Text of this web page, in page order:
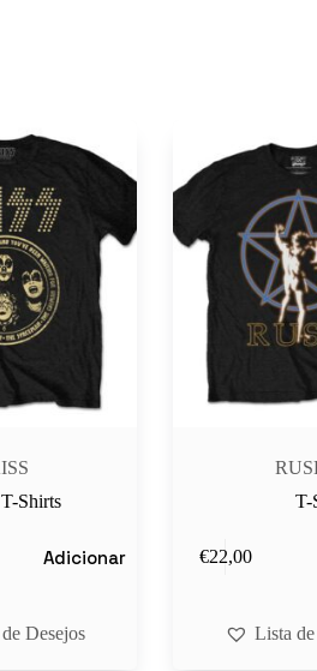
T-Shirts
Adicionar
Desejos
T-
€22,00
Lista